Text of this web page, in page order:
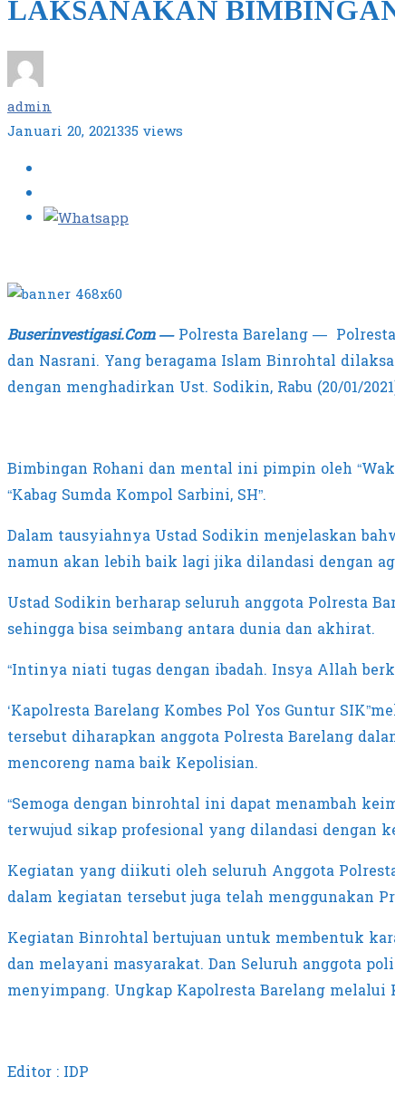
LAKSANAKAN
admin
Januari 20, 2021335 views
Buserinvestigasi.Com —Polresta Barelang —
dan Nasrani. Yang beragama Islam Binrohtal
dengan menghadirkan Ust. Sodikin, Rabu (20/01/
Bimbingan Rohani dan mental ini pimpin oleh
“Kabag Sumda Kompol Sarbini, SH”.
Dalam tausyiahnya Ustad Sodikin menjelaskan
namun akan lebih baik lagi jika dilandasi dengan
Ustad Sodikin berharap seluruh anggota Polresta
sehingga bisa seimbang antara dunia dan akhirat.
“Intinya niati tugas dengan ibadah. Insya Allah
‘Kapolresta Barelang Kombes Pol Yos Guntur
tersebut diharapkan anggota Polresta Barelang
mencoreng nama baik Kepolisian.
“Semoga dengan binrohtal ini dapat menambah
terwujud sikap profesional yang dilandasi dengan
Kegiatan yang diikuti oleh seluruh Anggota
dalam kegiatan tersebut juga telah menggunakan
Kegiatan Binrohtal bertujuan untuk membentuk
dan melayani masyarakat. Dan Seluruh anggota
menyimpang. Ungkap Kapolresta Barelang melalui
Editor : IDP